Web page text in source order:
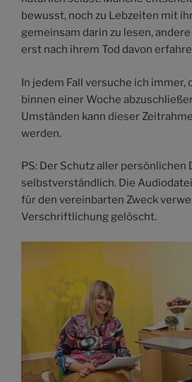
bewusst, noch zu Lebzeiten mit
gemeinsam darin zu lesen,
erst nach ihrem Tod davon
In jedem Fall versuche ich immer,
binnen einer Woche
Umständen kann dieser
werden.
PS: Der Schutz aller persönlichen
selbstverständlich. Die
für den vereinbarten Zweck
Verschriftlichung gelöscht.